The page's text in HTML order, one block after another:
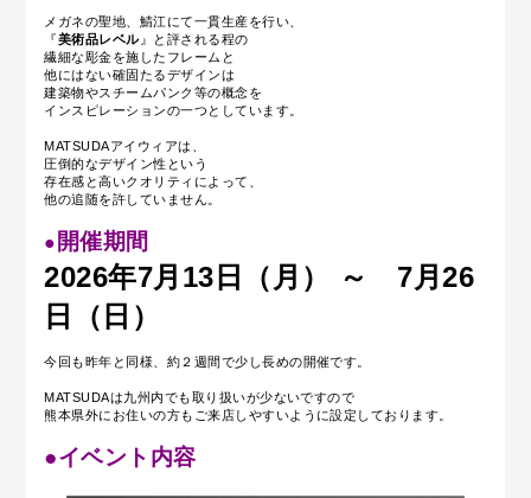
メガネの聖地、鯖江にて一貫生産を行い、
『美術品レベル』と評される程の
繊細な彫金を施したフレームと
他にはない確固たるデザインは
建築物やスチームパンク等の概念を
インスピレーションの一つとしています。
MATSUDAアイウィアは、
圧倒的なデザイン性という
存在感と高いクオリティによって、
他の追随を許していません。
● 開催期間
2026年7月13日（月） ～ 7月26
日（日）
今回も昨年と同様、約２週間で少し長めの開催です。
MATSUDAは九州内でも取り扱いが少ないですので
熊本県外にお住いの方もご来店しやすいように設定しております。
●イベント内容